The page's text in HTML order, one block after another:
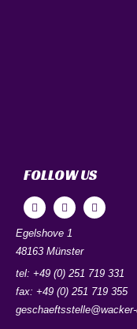
FOLLOW US
Egelshove 1
48163 Münster
tel: +49 (0) 251 719 331
fax: +49 (0) 251 719 355